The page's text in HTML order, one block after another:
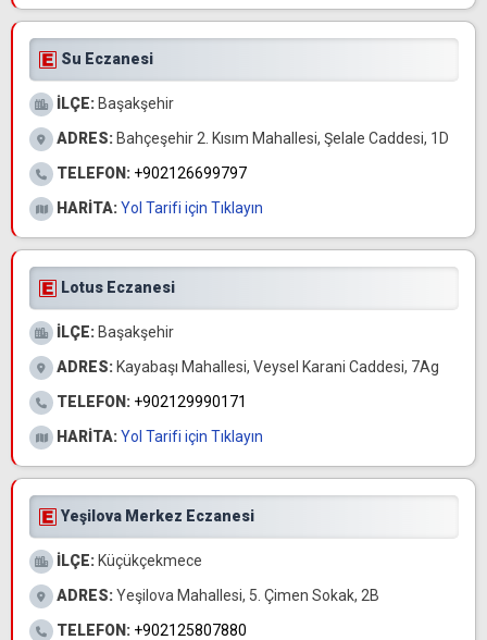
Su Eczanesi
İLÇE: Başakşehir
ADRES: Bahçeşehir 2. Kısım Mahallesi, Şelale Caddesi, 1D
TELEFON: +902126699797
HARİTA:Yol Tarifi için Tıklayın
Lotus Eczanesi
İLÇE: Başakşehir
ADRES: Kayabaşı Mahallesi, Veysel Karani Caddesi, 7Ag
TELEFON: +902129990171
HARİTA:Yol Tarifi için Tıklayın
Yeşilova Merkez Eczanesi
İLÇE: Küçükçekmece
ADRES:Yeşilova Mahallesi, 5. Çimen Sokak, 2B
TELEFON: +902125807880